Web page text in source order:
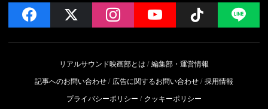
facebook instagramYouTube Follow
リアルサウンド映画部とは
編集部・運営情報
記事へのお問い合わせ
広告に関するお問い合わせ 採用情報
プライバシーポリシー
クッキーポリシー